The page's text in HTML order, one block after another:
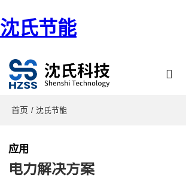
沈氏节能
首页 / 沈氏节能
应用
电力解决方案